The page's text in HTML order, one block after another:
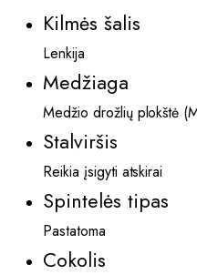
Kilmės šalis
Lenkija
Medžiaga
Medžio drožlių plokštė
Stalviršis
Reikia įsigyti atskirai
Spintelės tipas
Pastatoma
Cokolis